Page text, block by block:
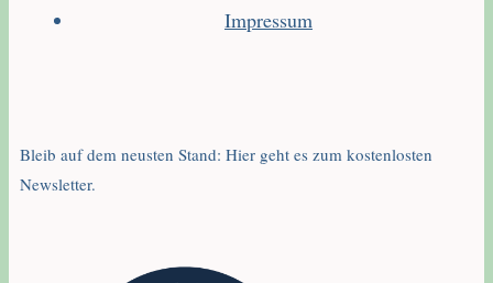
Impressum
Bleib auf dem neusten Stand: Hier geht es zum kostenlosten
Newsletter.